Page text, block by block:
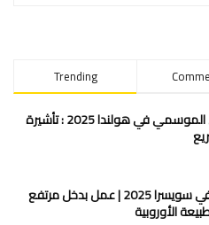
Trending
فرصة رائعة للعمل الموسمي في هولندا 2025 : تأشيرة
وظيفة راعي أبقار في سويسرا 2025 | عمل بدخل مرتفع
الأوروبية